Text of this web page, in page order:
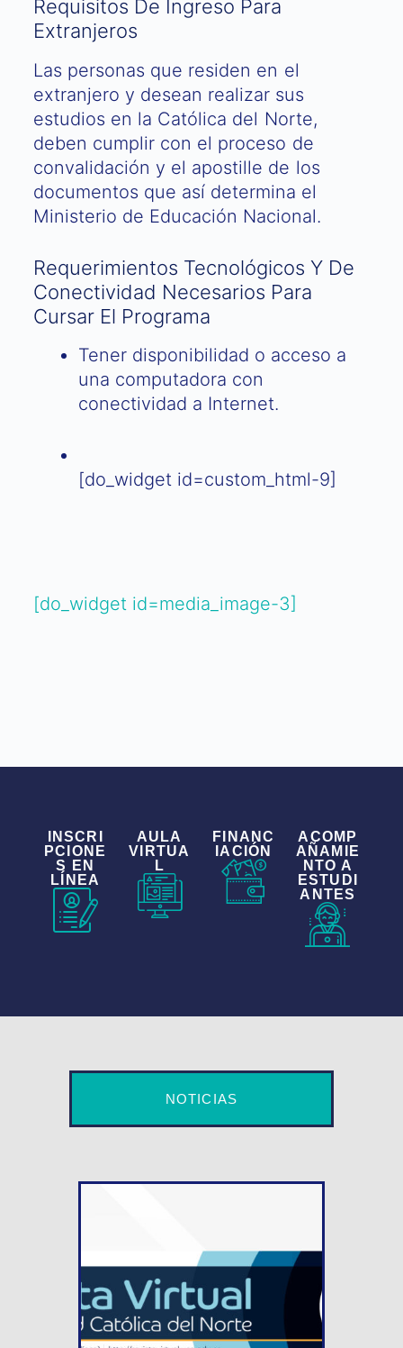
Requisitos De Ingreso Para
Extranjeros
Las personas que residen en el
extranjero y desean realizar sus
estudios en la Católica del Norte,
deben cumplir con el proceso de
convalidación y el apostille de los
documentos que así determina el
Ministerio de Educación Nacional.
Requerimientos Tecnológicos Y De
Conectividad Necesarios Para
Cursar El Programa
Tener disponibilidad o acceso a
una computadora con
conectividad a Internet.
[do_widget id=custom_html-9]
[do_widget id=media_image-3]
INSCRI
PCIONE
S EN
LÍNEA
AULA
VIRTUA
L
FINANC
IACIÓN
ACOMP
AÑAMIE
NTO A
ESTUDI
ANTES
NOTICIAS